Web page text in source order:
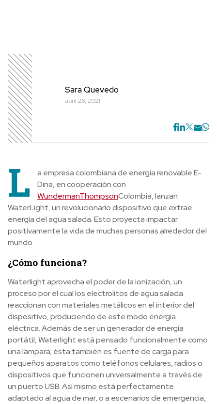
Sara Quevedo
abril 26, 2021
L
a empresa colombiana de energía renovable E-
Dina, en cooperación con
WundermanThompsonColombia, lanzan
WaterLight, un revolucionario dispositivo que extrae
energía del agua salada. Esto proyecta impactar
positivamente la vida de muchas personas alrededor del
mundo.
¿Cómo funciona?
Waterlight aprovecha el poder de la ionización, un
proceso por el cual los electrolitos de agua salada
reaccionan con materiales metálicos en el interior del
dispositivo, produciendo de este modo energía
eléctrica. Además de ser un generador de energía
portátil, Waterlight está pensado funcionalmente como
una lámpara; ésta también es fuente de carga para
pequeños aparatos como teléfonos celulares, radios o
dispositivos que funcionen universalmente a través de
un puerto USB. Así mismo está perfectamente
adaptado al agua de mar, o a escenarios de emergencia,